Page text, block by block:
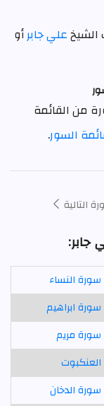
علي جابرأو
من القائمة
السور.
التالية
جابر:
سورة النساء
سورة ابراهيم
سورة مريم
العنكبوت
سورة الدخان